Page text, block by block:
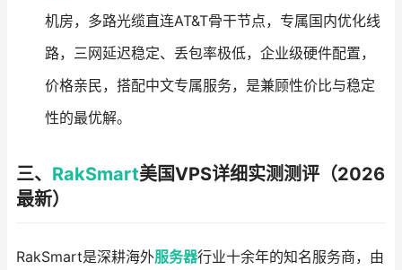
机房，多路光缆直连AT&T骨干节点，专属国内优化线
路，三网延迟稳定、丢包率极低，企业级硬件配置，
价格亲民，搭配中文专属服务，是兼顾性价比与稳定
性的最优解。
三、 RakSmart美国VPS详细实测测评（2026
最新）
RakSmart是深耕海外服务器行业十余年的知名服务商，由